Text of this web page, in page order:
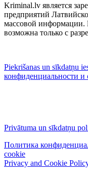
Kriminal.lv является
предприятий
массовой информации.
возможна только с
Piekrišanas un sīkdatņu
конфиденциальности и
Privātuma un sīkdatņu
Политика
cookie
Privacy and Cookie